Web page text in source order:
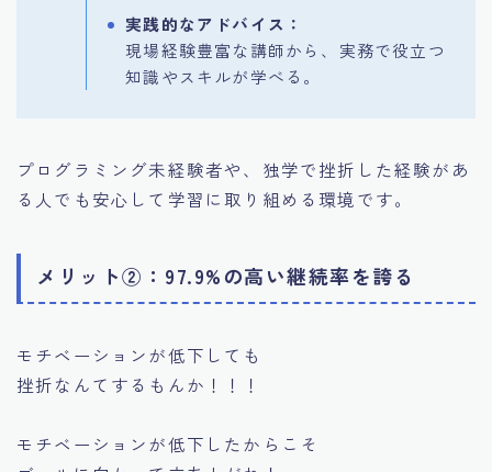
実践的なアドバイス：
現場経験豊富な講師から、実務で役立つ
知識やスキルが学べる。
プログラミング未経験者や、独学で挫折した経験があ
る人でも安心して学習に取り組める環境です。
メリット②：97.9%の高い継続率を誇る
モチベーションが低下しても
挫折なんてするもんか！！！
モチベーションが低下したからこそ